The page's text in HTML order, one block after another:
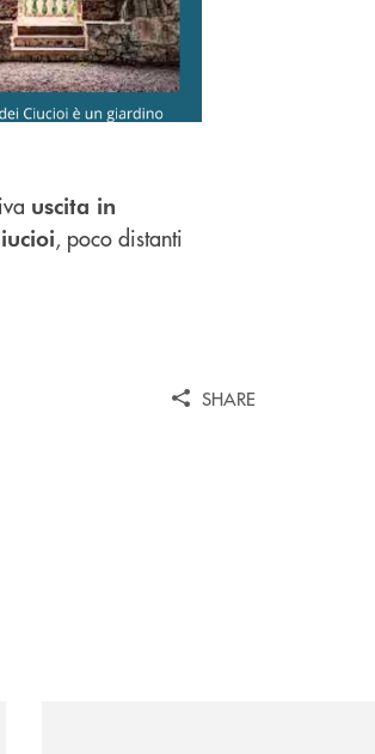
uscita in
, poco distanti
SHARE